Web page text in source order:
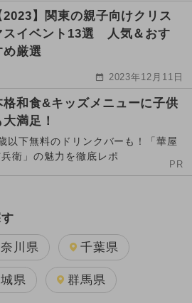
2023】関東の親子向けクリス
スイベント13選 人気＆おす
め厳選
2023年12月11日
格和食&キッズメニューに子供
大満足！
以下無料のドリンクバーも！「華屋
衛」の魅力を徹底レポ
PR
川県 千葉県
県 群馬県